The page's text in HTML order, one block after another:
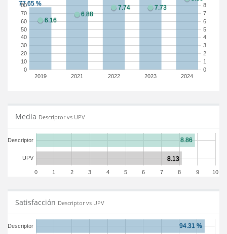
2019 2021 2022 2023 2024
0
10
20
30
40
50
60
70
80
0
1
2
3
4
5
6
7
8
Media Descriptor vs UPV
0 1 2 3 4 5 6 7 8 9 10
UPV
Descriptor
Satisfacción Descriptor vs UPV
Descriptor